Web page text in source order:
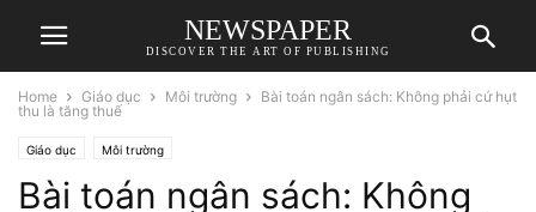
NEWSPAPER
DISCOVER THE ART OF PUBLISHING
Home Giáo dục Môi trường
Bài toán ngân sách: Không phải cứ hụt
thu là tăng thuế
Giáo dục Môi trường
Bài toán ngân sách: Không